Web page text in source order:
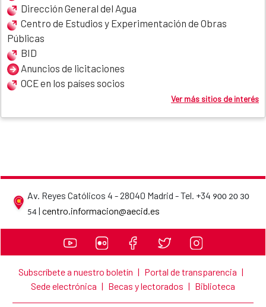
Dirección General del Agua
Centro de Estudios y Experimentación de Obras
Públicas
BID
Anuncios de licitaciones
OCE en los países socios
Ver más sitios de interés
Av. Reyes Católicos 4 - 28040 Madrid - Tel. +34 900 20 30
54 | centro.informacion@aecid.esAECID contact details
Subscríbete a nuestro boletín | Portal de transparencia |
Sede electrónica | Becas y lectorados | Biblioteca